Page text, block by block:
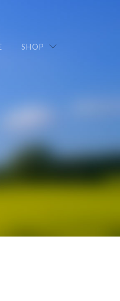
SHOP